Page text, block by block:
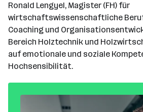
Ronald Lengyel, Magister (FH) für
wirtschaftswissenschaftliche
Coaching und
Bereich Holztechnik und
auf emotionale und soziale
Hochsensibilität.